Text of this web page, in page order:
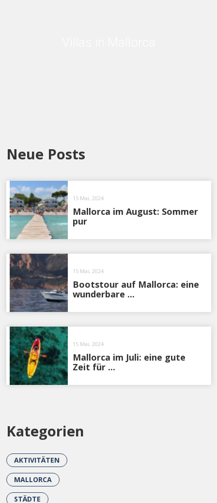
Neue Posts
15 Mai, 2024
Mallorca im August: Sommer
pur
15 Mai, 2024
Bootstour auf Mallorca: eine
wunderbare ...
15 Mai, 2024
Mallorca im Juli: eine gute
Zeit für ...
Kategorien
AKTIVITÄTEN
MALLORCA
STÄDTE